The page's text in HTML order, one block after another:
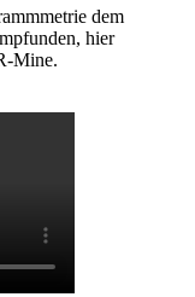
dem
hier
Mine.